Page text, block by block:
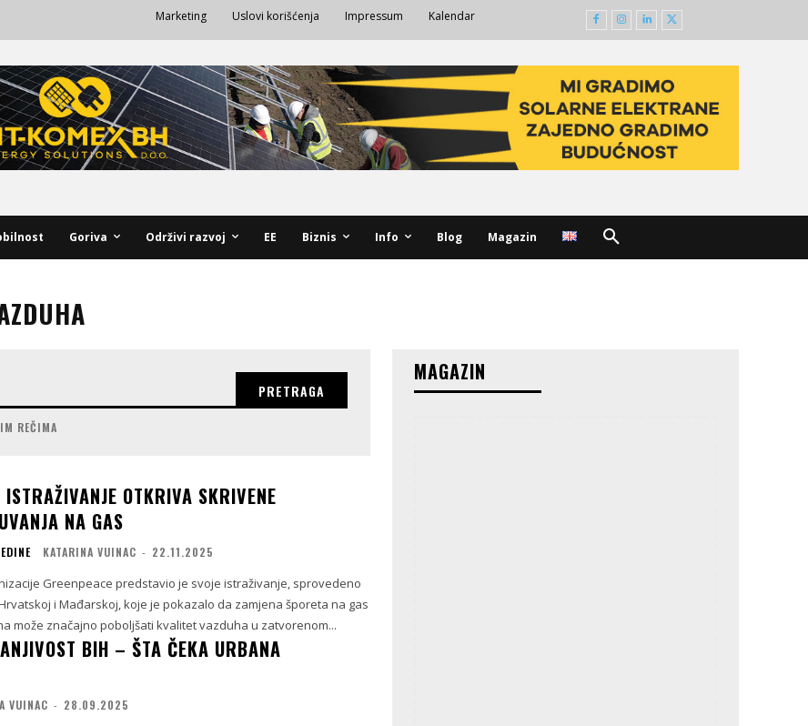
Marketing Uslovi korišćenja Impressum Kalendar
Goriva Održivi razvoj EE Biznis Info Blog Magazin
PRETRAGA
REČIMA
ISTRAŽIVANJE OTKRIVA SKRIVENE
NA GAS
KATARINA VUINAC - 22.11.2025
Greenpeace predstavio je svoje istraživanje, sprovedeno
i Mađarskoj, koje je pokazalo da zamjena šporeta na gas
može značajno poboljšati kvalitet vazduha u zatvorenom...
BIH – ŠTA ČEKA URBANA
VUINAC - 28.09.2025
MAGAZIN